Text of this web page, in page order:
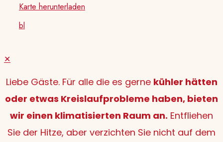
Karte herunterladen
bl
✕
Liebe Gäste. Für alle die es gerne kühler hätten
oder etwas Kreislaufprobleme haben, bieten
wir einen klimatisierten Raum an. Entfliehen
Sie der Hitze, aber verzichten Sie nicht auf dem